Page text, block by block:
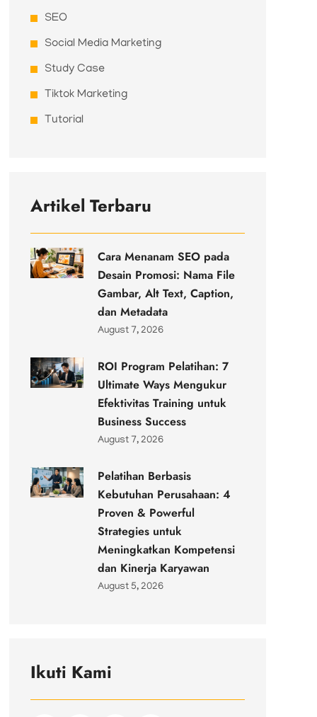
SEO
Social Media Marketing
Study Case
Tiktok Marketing
Tutorial
Artikel Terbaru
Cara Menanam SEO pada
Desain Promosi: Nama File
Gambar, Alt Text, Caption,
dan Metadata
August 7, 2026
ROI Program Pelatihan: 7
Ultimate Ways Mengukur
Efektivitas Training untuk
Business Success
August 7, 2026
Pelatihan Berbasis
Kebutuhan Perusahaan: 4
Proven & Powerful
Strategies untuk
Meningkatkan Kompetensi
dan Kinerja Karyawan
August 5, 2026
Ikuti Kami